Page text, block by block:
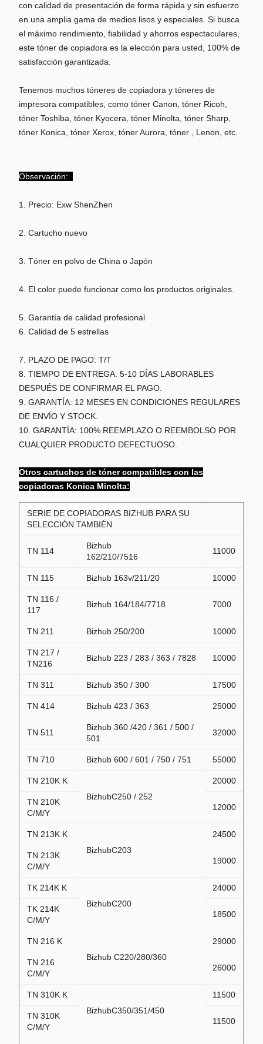
con calidad de presentación de forma rápida y sin esfuerzo
en una amplia gama de medios lisos y especiales. Si busca
el máximo rendimiento, fiabilidad y ahorros espectaculares,
este tóner de copiadora es la elección para usted, 100% de
satisfacción garantizada.
Tenemos muchos tóneres de copiadora y tóneres de
impresora compatibles, como tóner Canon, tóner Ricoh,
tóner Toshiba, tóner Kyocera, tóner Minolta, tóner Sharp,
tóner Konica, tóner Xerox, tóner Aurora, tóner , Lenon, etc.
Observación:
1. Precio: Exw ShenZhen
2. Cartucho nuevo
3. Tóner en polvo de China o Japón
4. El color puede funcionar como los productos originales.
5. Garantía de calidad profesional
6. Calidad de 5 estrellas
7. PLAZO DE PAGO: T/T
8. TIEMPO DE ENTREGA: 5-10 DÍAS LABORABLES
DESPUÉS DE CONFIRMAR EL PAGO.
9. GARANTÍA: 12 MESES EN CONDICIONES REGULARES
DE ENVÍO Y STOCK.
10. GARANTÍA: 100% REEMPLAZO O REEMBOLSO POR
CUALQUIER PRODUCTO DEFECTUOSO.
Otros cartuchos de tóner compatibles con las
copiadoras Konica Minolta:
SERIE DE COPIADORAS BIZHUB PARA SU
SELECCIÓN TAMBIÉN
TN 114
Bizhub
162/210/7516
11000
TN 115 Bizhub 163v/211/20 10000
TN 116 /
117
Bizhub 164/184/7718 7000
TN 211 Bizhub 250/200 10000
TN 217 /
TN216
Bizhub 223 / 283 / 363 / 7828 10000
TN 311 Bizhub 350 / 300 17500
TN 414 Bizhub 423 / 363 25000
TN 511
Bizhub 360 /420 / 361 / 500 /
501
32000
TN 710 Bizhub 600 / 601 / 750 / 751 55000
TN 210K K
BizhubC250 / 252
20000
TN 210K
C/M/Y
12000
TN 213K K
BizhubC203
24500
TN 213K
C/M/Y
19000
TK 214K K
BizhubC200
24000
TK 214K
C/M/Y
18500
TN 216 K
Bizhub C220/280/360
29000
TN 216
C/M/Y
26000
TN 310K K
BizhubC350/351/450
11500
TN 310K
C/M/Y
11500